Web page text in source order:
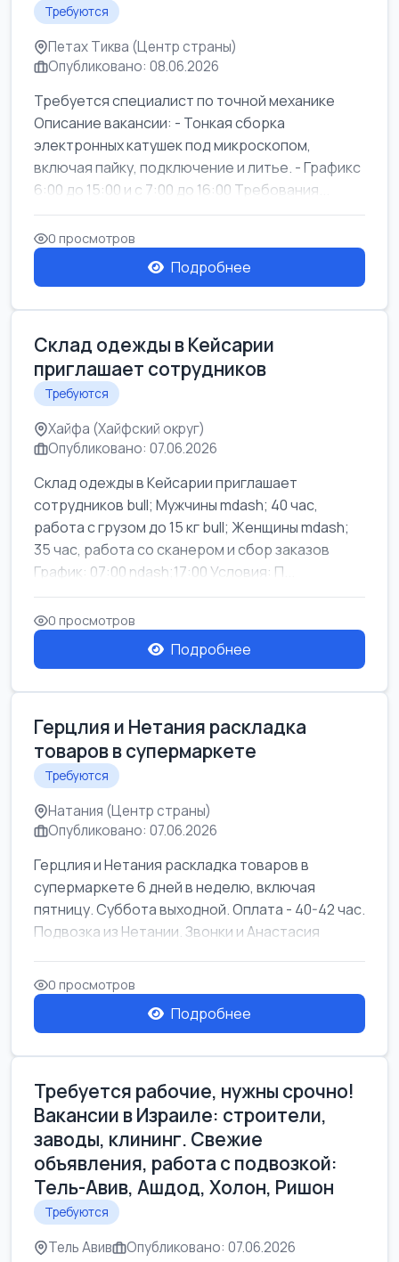
Требуются
Петах Тиква (Центр страны)
Опубликовано: 08.06.2026
Требуется специалист по точной механике
Описание вакансии: - Тонкая сборка
электронных катушек под микроскопом,
включая пайку, подключение и литье. - Графикс
6:00 до 15:00 и с 7:00 до 16:00 Требования...
0 просмотров
Подробнее
Склад одежды в Кейсарии
приглашает сотрудников
Требуются
Хайфа (Хайфский округ)
Опубликовано: 07.06.2026
Склад одежды в Кейсарии приглашает
сотрудников bull; Мужчины mdash; 40 час,
работа с грузом до 15 кг bull; Женщины mdash;
35 час, работа со сканером и сбор заказов
График: 07:00 ndash;17:00 Условия: П...
0 просмотров
Подробнее
Герцлия и Нетания раскладка
товаров в супермаркете
Требуются
Натания (Центр страны)
Опубликовано: 07.06.2026
Герцлия и Нетания раскладка товаров в
супермаркете 6 дней в неделю, включая
пятницу. Суббота выходной. Оплата - 40-42 час.
Подвозка из Нетании. Звонки и Анастасия
0 просмотров
Подробнее
Требуется рабочие, нужны срочно!
Вакансии в Израиле: строители,
заводы, клининг. Свежие
объявления, работа с подвозкой:
Тель-Авив, Ашдод, Холон, Ришон
Требуются
Тель Авив Опубликовано: 07.06.2026